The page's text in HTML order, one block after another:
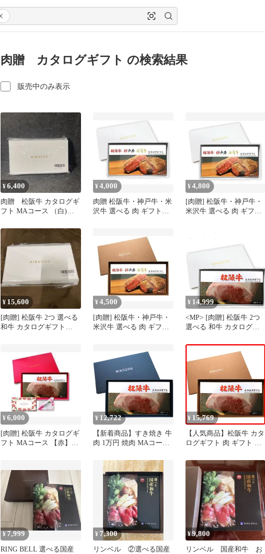
肉贈 カタログギフト の検索結果
販売中のみ表示
¥6,400
肉贈 松阪牛 カタログギ
フト MAコース （白)
¥4,000
肉贈 松阪牛・神戸牛・米
沢牛 選べる 肉 ギフト
¥4,800
[肉贈] 松阪牛・神戸牛・
米沢牛 選べる 肉 ギフト
¥ 15,600
[肉贈] 松阪牛 2つ 選べる
和牛 カタログギフト
¥4,500
[肉贈] 松阪牛・神戸牛・
米沢牛 選べる 肉 ギフト
¥ 14,999
<MP> [肉贈] 松阪牛 2つ
選べる 和牛 カタログギ
フト 【白】差出有効期
間：2027.03.31
¥6,000
[肉贈] 松阪牛 カタログギ
フト MAコース 【赤】母
¥ 12,722
【新着商品】すき焼き 牛
肉 1万円 焼肉 MAコース
ぶしゃぶ カタログギフト
松阪牛 内祝 選べる
¥ 15,769
【人気商品】松阪牛 カタ
ログギフト 肉 ギフト MA
すき焼き 焼肉 ステーキ
しゃぶしゃぶ 内祝
¥ 7,999
RING BELL 選べる国産
¥ 7,300
リンベル ②選べる国産
¥9,800
リンベル 国産和牛 お